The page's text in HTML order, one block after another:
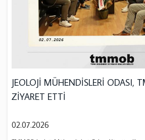
JEOLOJİ MÜHENDİSLERİ ODASI,
ZİYARET ETTİ
02.07.2026